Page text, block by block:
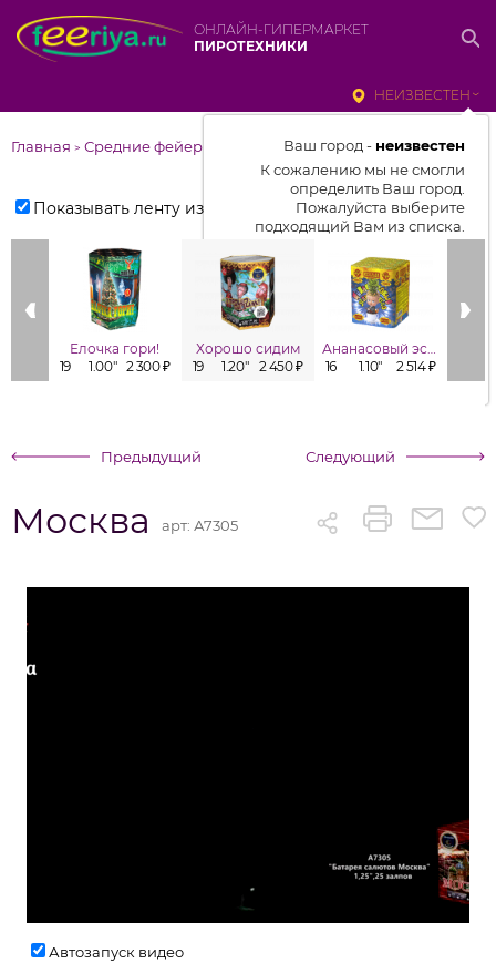
ОНЛАЙН-ГИПЕРМАРКЕТ
ПИРОТЕХНИКИ
НЕИЗВЕСТЕН
Ваш город - неизвестен
К сожалению мы не смогли
определить Ваш город.
Пожалуйста выберите
подходящий Вам из списка.
Выбрать город
От выбранного города зависит
цены, наличие и условия
доставки
Главная > Средние фейерверки
Показывать ленту изделий
Елочка гори!
19
1.00" 2 300 ₽
Хорошо сидим
19
1.20" 2 450 ₽
Ананасовый эспрессо
16
1.10" 2 514 ₽
Предыдущий Следующий
Москва арт: А7305
Автозапуск видео